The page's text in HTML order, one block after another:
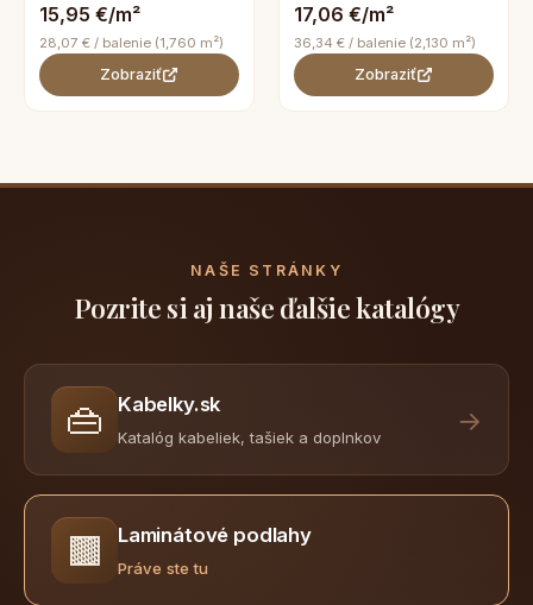
15,95 €/m²
28,07 € / balenie (1,760 m²)
Zobraziť
17,06 €/m²
36,34 € / balenie (2,130 m²)
Zobraziť
NAŠE STRÁNKY
Pozrite si aj naše ďalšie katalógy
👜 Kabelky.sk
Katalóg kabeliek, tašiek a doplnkov
→
🟫 Laminátové podlahy
Práve ste tu